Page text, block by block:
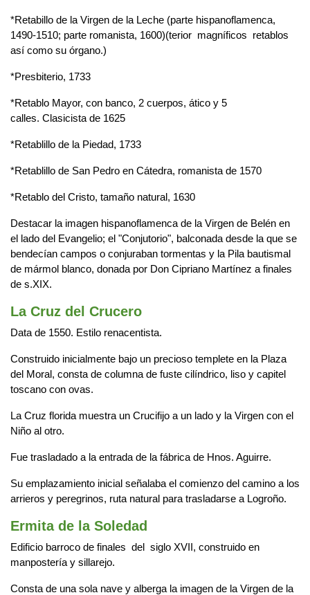
*Retabillo de la Virgen de la Leche (parte hispanoflamenca,
1490-1510; parte romanista, 1600)(terior magníficos retablos
así como su órgano.)
*Presbiterio, 1733
*Retablo Mayor, con banco, 2 cuerpos, ático y 5
calles. Clasicista de 1625
*Retablillo de la Piedad, 1733
*Retablillo de San Pedro en Cátedra, romanista de 1570
*Retablo del Cristo, tamaño natural, 1630
Destacar la imagen hispanoflamenca de la Virgen de Belén en
el lado del Evangelio; el "Conjutorio", balconada desde la que se
bendecían campos o conjuraban tormentas y la Pila bautismal
de mármol blanco, donada por Don Cipriano Martínez a finales
de s.XIX.
La Cruz del Crucero
Data de 1550. Estilo renacentista.
Construido inicialmente bajo un precioso templete en la Plaza
del Moral, consta de columna de fuste cilíndrico, liso y capitel
toscano con ovas.
La Cruz florida muestra un Crucifijo a un lado y la Virgen con el
Niño al otro.
Fue trasladado a la entrada de la fábrica de Hnos. Aguirre.
Su emplazamiento inicial señalaba el comienzo del camino a los
arrieros y peregrinos, ruta natural para trasladarse a Logroño.
Ermita de la Soledad
Edificio barroco de finales del siglo XVII, construido en
manpostería y sillarejo.
Consta de una sola nave y alberga la imagen de la Virgen de la